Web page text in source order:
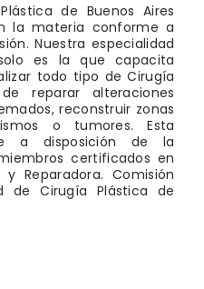
de Buenos Aires
la materia conforme a
Nuestra especialidad
es la que capacita
todo tipo de Cirugía
reparar alteraciones
reconstruir zonas
o tumores. Esta
a disposición de la
certificados en
Reparadora. Comisión
de Cirugía Plástica de